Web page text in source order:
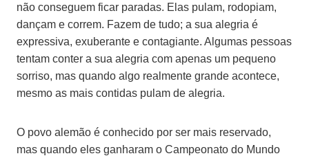
não conseguem ficar paradas. Elas pulam, rodopiam,
dançam e correm. Fazem de tudo; a sua alegria é
expressiva, exuberante e contagiante. Algumas pessoas
tentam conter a sua alegria com apenas um pequeno
sorriso, mas quando algo realmente grande acontece,
mesmo as mais contidas pulam de alegria.
O povo alemão é conhecido por ser mais reservado,
mas quando eles ganharam o Campeonato do Mundo